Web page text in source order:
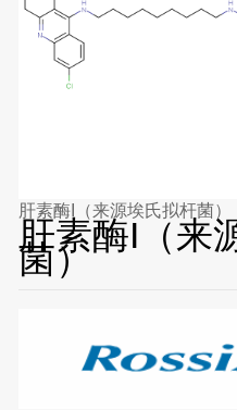
肝素酶I（来源埃氏拟杆菌）
肝素酶I（来
菌）